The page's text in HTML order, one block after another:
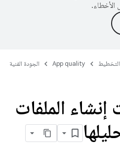
App quality الجودة الفنية
إنشاء الملفات